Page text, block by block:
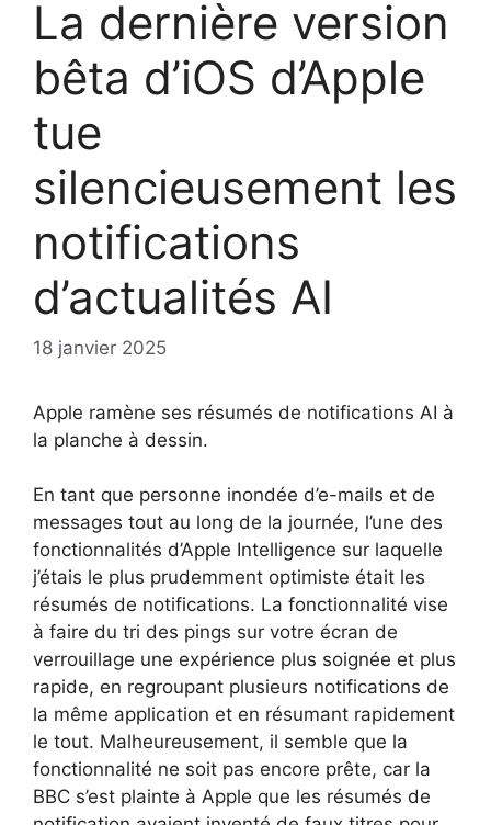
La dernière version
bêta d’iOS d’Apple
tue
silencieusement les
notifications
d’actualités AI
18 janvier 2025
Apple ramène ses résumés de notifications AI à
la planche à dessin.
En tant que personne inondée d’e-mails et de
messages tout au long de la journée, l’une des
fonctionnalités d’Apple Intelligence sur laquelle
j’étais le plus prudemment optimiste était les
résumés de notifications. La fonctionnalité vise
à faire du tri des pings sur votre écran de
verrouillage une expérience plus soignée et plus
rapide, en regroupant plusieurs notifications de
la même application et en résumant rapidement
le tout. Malheureusement, il semble que la
fonctionnalité ne soit pas encore prête, car la
BBC s’est plainte à Apple que les résumés de